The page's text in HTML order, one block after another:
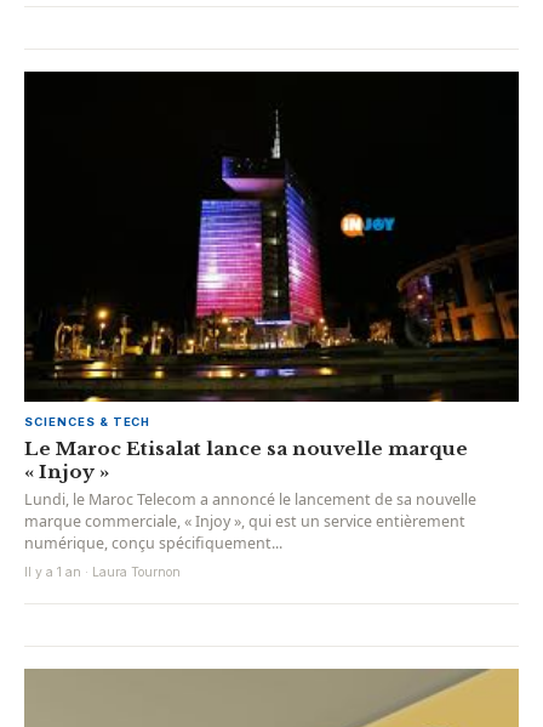
SCIENCES & TECH
Le Maroc Etisalat lance sa nouvelle marque
« Injoy »
Lundi, le Maroc Telecom a annoncé le lancement de sa nouvelle
marque commerciale, « Injoy », qui est un service entièrement
numérique, conçu spécifiquement...
Il y a 1 an · Laura Tournon